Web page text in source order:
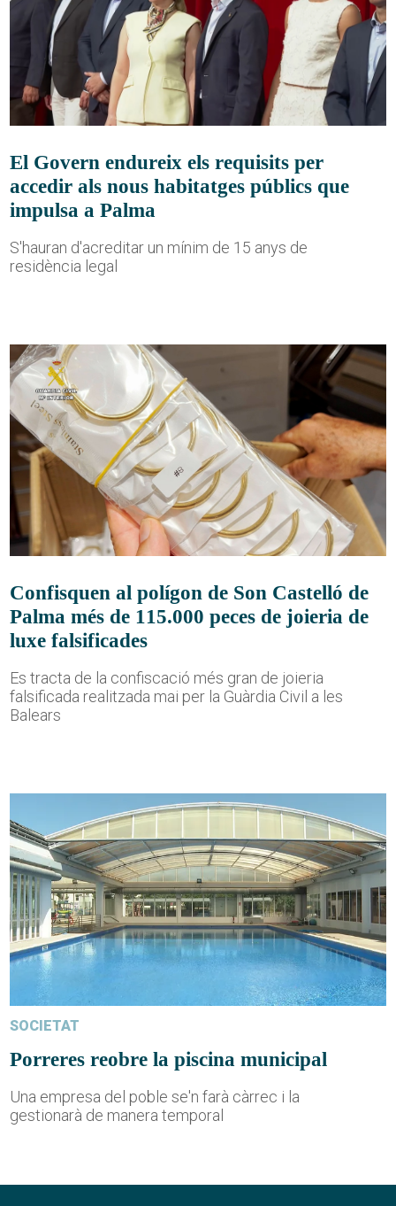
El Govern endureix els requisits per
accedir als nous habitatges públics que
impulsa a Palma
S'hauran d'acreditar un mínim de 15 anys de
residència legal
Confisquen al polígon de Son Castelló de
Palma més de 115.000 peces de joieria de
luxe falsificades
Es tracta de la confiscació més gran de joieria
falsificada realitzada mai per la Guàrdia Civil a les
Balears
SOCIETAT
Porreres reobre la piscina municipal
Una empresa del poble se'n farà càrrec i la
gestionarà de manera temporal